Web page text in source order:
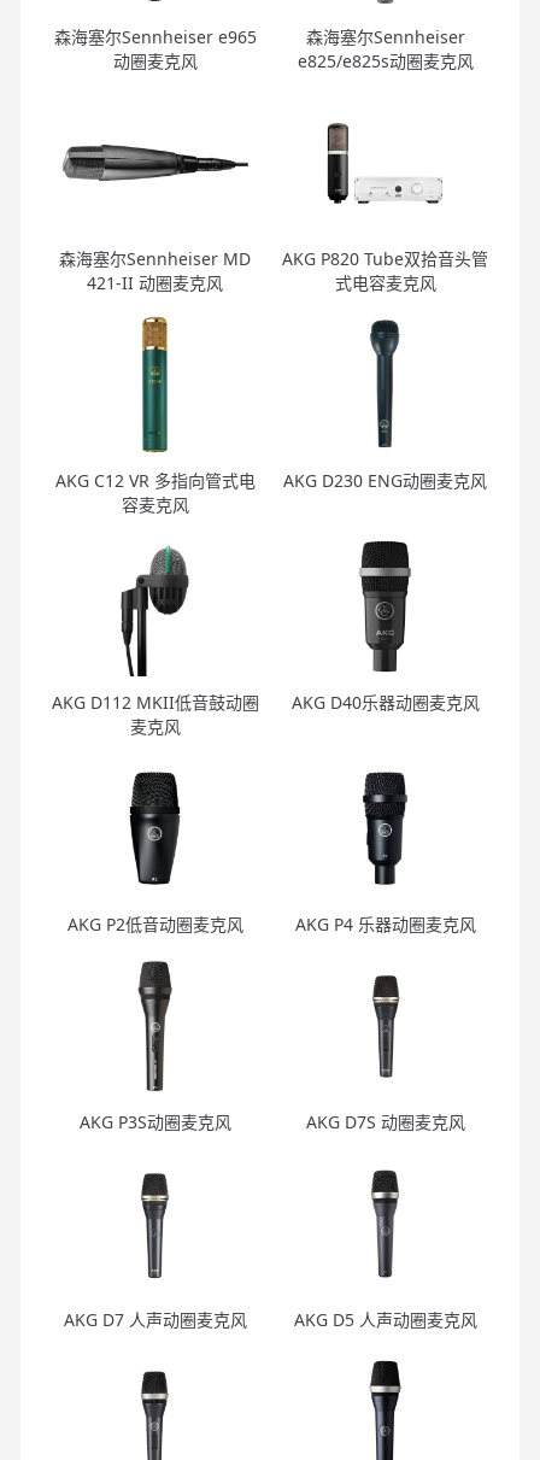
森海塞尔Sennheiser e965
动圈麦克风
森海塞尔Sennheiser
e825/e825s动圈麦克风
森海塞尔Sennheiser MD
421-II 动圈麦克风
AKG P820 Tube双拾音头管
式电容麦克风
AKG C12 VR 多指向管式电
容麦克风
AKG D230 ENG动圈麦克风
AKG D112 MKII低音鼓动圈
麦克风
AKG D40乐器动圈麦克风
AKG P2低音动圈麦克风 AKG P4 乐器动圈麦克风
AKG P3S动圈麦克风 AKG D7S 动圈麦克风
AKG D7 人声动圈麦克风 AKG D5 人声动圈麦克风